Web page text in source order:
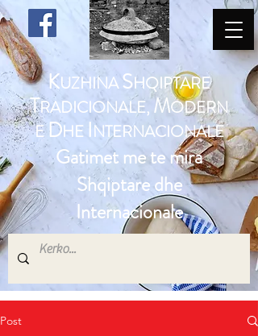
KUZHINASHQIPTARE
TRADICIONALE, MODERN
EDHE INTERNACIONALE
Gatimet me te mira
Shqiptare dhe
Internacionale
Post